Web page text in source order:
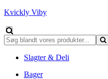
Kvickly Viby
Slagter & Deli
Bager